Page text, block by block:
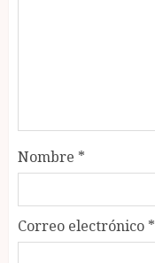
Nombre *
Correo electrónico *